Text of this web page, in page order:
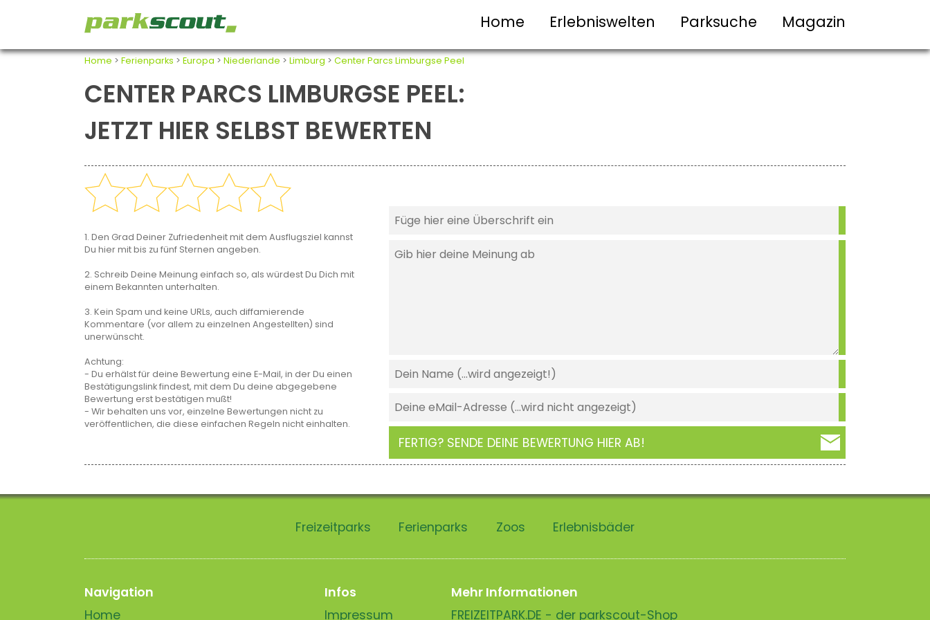
Home Erlebniswelten Parksuche Magazin
Home > Ferienparks > Europa > Niederlande > Limburg > Center Parcs Limburgse Peel
CENTER PARCS LIMBURGSE PEEL:
JETZT HIER SELBST BEWERTEN
1. Den Grad Deiner Zufriedenheit mit dem Ausflugsziel kannst
Du hier mit bis zu fünf Sternen angeben.
2. Schreib Deine Meinung einfach so, als würdest Du Dich mit
einem Bekannten unterhalten.
3. Kein Spam und keine URLs, auch diffamierende
Kommentare (vor allem zu einzelnen Angestellten) sind
unerwünscht.
Achtung:
- Du erhälst für deine Bewertung eine E-Mail, in der Du einen
Bestätigungslink findest, mit dem Du deine abgegebene
Bewertung erst bestätigen mußt!
- Wir behalten uns vor, einzelne Bewertungen nicht zu
veröffentlichen, die diese einfachen Regeln nicht einhalten.
FERTIG? SENDE DEINE BEWERTUNG HIER AB!
Freizeitparks Ferienparks Zoos Erlebnisbäder
Navigation
Home
Infos
Impressum
Mehr Informationen
FREIZEITPARK.DE - der parkscout-Shop